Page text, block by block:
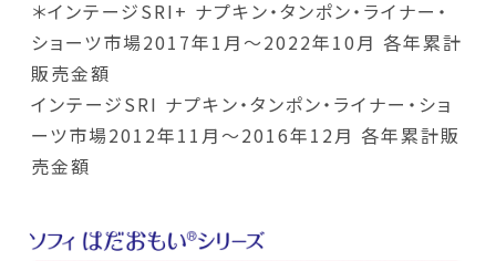
＊インテージSRI+ ナプキン・タンポン・ライナー・
ショーツ市場2017年1月～2022年10月 各年累計
販売金額
インテージSRI ナプキン・タンポン・ライナー・ショ
ーツ市場2012年11月～2016年12月 各年累計販
売金額